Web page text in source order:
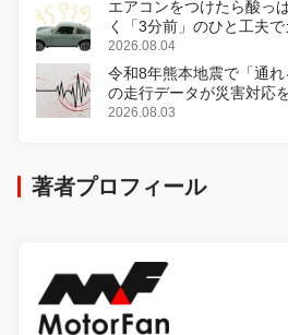
エアコンをつけたら酸っ
く「3分前」のひと工夫
2026.08.04
令和8年熊本地震で「通
の走行データが災害対応
2026.08.03
著者プロフィール